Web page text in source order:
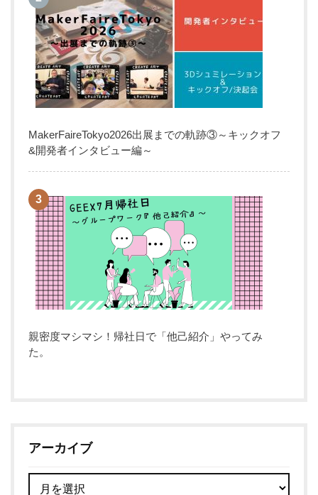
MakerFaireTokyo2026出展までの軌跡③～キックオフ
&開発者インタビュー編～
親密度マシマシ！帰社日で「他己紹介」やってみ
た。
アーカイブ